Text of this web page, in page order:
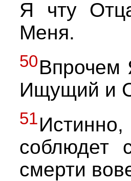
Я чту
Меня.
50Впрочем
Ищущий и
51
соблюдет
смерти